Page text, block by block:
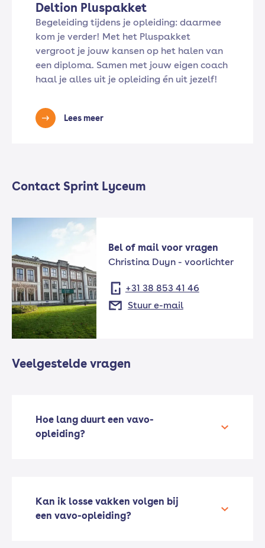
Deltion Pluspakket
Begeleiding tijdens je opleiding: daarmee
kom je verder! Met het Pluspakket
vergroot je jouw kansen op het halen van
een diploma. Samen met jouw eigen coach
haal je alles uit je opleiding én uit jezelf!
Lees meer
Contact Sprint Lyceum
Bel of mail voor vragen
Christina Duyn - voorlichter
+31 38 853 41 46
Stuur e-mail
Veelgestelde vragen
Hoe lang duurt een vavo-
opleiding?
Kan ik losse vakken volgen bij
een vavo-opleiding?